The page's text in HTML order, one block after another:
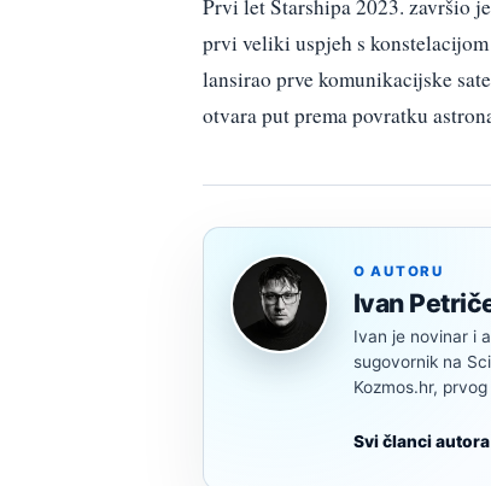
Prvi let Starshipa 2023. završio
prvi veliki uspjeh s
lansirao prve komunikacijske
otvara put prema povratku
O AUTORU
Ivan
Ivan je novinar i
sugovornik na
Kozmos.hr,
Svi članci autora